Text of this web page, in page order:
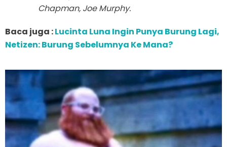
Chapman, Joe Murphy.
Baca juga :Lucinta Luna Ingin Punya Burung Lagi,
Netizen: Burung Sebelumnya Ke Mana?